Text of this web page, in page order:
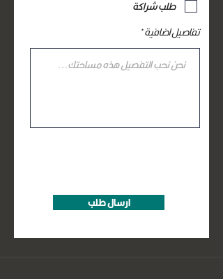
طلب شراكة
تفاصيل اضافية
ارسال طلب